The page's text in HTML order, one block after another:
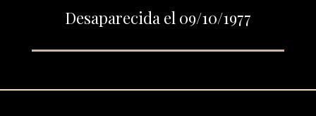
Desaparecida el 09/10/1977